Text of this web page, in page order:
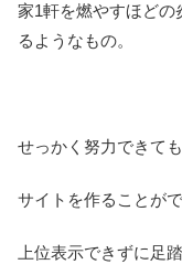
家1軒を燃やすほどの
るようなもの。
せっかく努力できても
サイトを作ることが
上位表示できずに足